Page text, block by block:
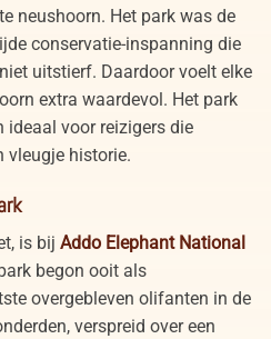
neushoorn. Het park was de
conservatie-inspanning die
uitstierf. Daardoor voelt elke
extra waardevol. Het park
ideaal voor reizigers die
vleugje historie.
is bij Addo Elephant National
begon ooit als
overgebleven olifanten in de
verspreid over een